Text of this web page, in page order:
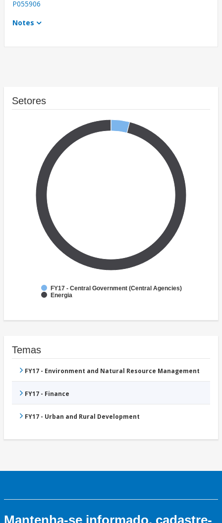
P055906
Notes
Setores
FY17 - Central Government (Central Agencies)
Energia
Temas
FY17 - Environment and Natural Resource Management
FY17 - Finance
FY17 - Urban and Rural Development